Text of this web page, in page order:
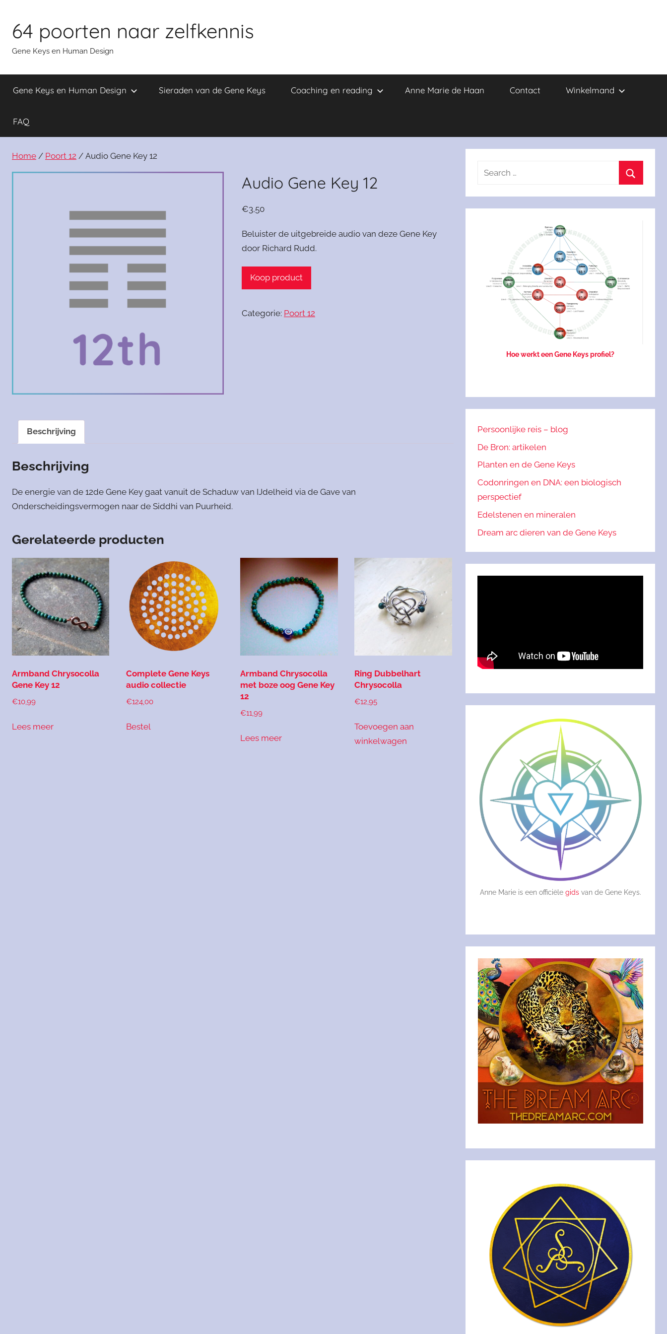
content
64 poorten naar zelfkennis
Gene Keys en Human Design
Gene Keys en Human Design Sieraden van de Gene Keys Coaching en reading Anne Marie de Haan Contact Winkelmand
FAQ
Home / Poort 12 / Audio Gene Key 12
Audio Gene Key 12
€3,50
Beluister de uitgebreide audio van deze Gene Key
door Richard Rudd.
Koop product
Categorie: Poort 12
Beschrijving
Beschrijving
De energie van de 12de Gene Key gaat vanuit de Schaduw van IJdelheid via de Gave van
Onderscheidingsvermogen naar de Siddhi van Puurheid.
Gerelateerde producten
Armband Chrysocolla
Gene Key 12
€10,99
Lees meer
Complete Gene Keys
audio collectie
€124,00
Bestel
Armband Chrysocolla
met boze oog Gene Key
12
€11,99
Lees meer
Ring Dubbelhart
Chrysocolla
€12,95
Toevoegen aan
winkelwagen
Search
Hoe werkt een Gene Keys profiel?
Persoonlijke reis – blog
De Bron: artikelen
Planten en de Gene Keys
Codonringen en DNA: een biologisch
perspectief
Edelstenen en mineralen
Dream arc dieren van de Gene Keys
Anne Marie is een officiële gidsvan de Gene Keys.